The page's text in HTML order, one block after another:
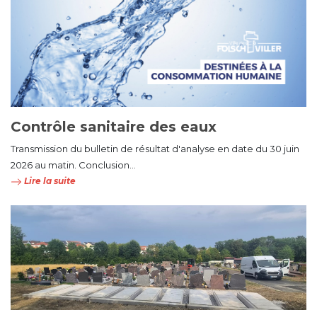
Contrôle sanitaire des eaux
Transmission du bulletin de résultat d'analyse en date du 30 juin
2026 au matin. Conclusion...
Lire la suite